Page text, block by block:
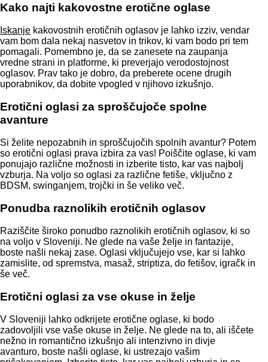
Kako najti kakovostne erotične oglase
Iskanje kakovostnih erotičnih oglasov je lahko izziv, vendar
vam bom dala nekaj nasvetov in trikov, ki vam bodo pri tem
pomagali. Pomembno je, da se zanesete na zaupanja
vredne strani in platforme, ki preverjajo verodostojnost
oglasov. Prav tako je dobro, da preberete ocene drugih
uporabnikov, da dobite vpogled v njihovo izkušnjo.
Erotični oglasi za sproščujoče spolne
avanture
Si želite nepozabnih in sproščujočih spolnih avantur? Potem
so erotični oglasi prava izbira za vas! Poiščite oglase, ki vam
ponujajo različne možnosti in izberite tisto, kar vas najbolj
vzburja. Na voljo so oglasi za različne fetiše, vključno z
BDSM, swinganjem, trojčki in še veliko več.
Ponudba raznolikih erotičnih oglasov
Raziščite široko ponudbo raznolikih erotičnih oglasov, ki so
na voljo v Sloveniji. Ne glede na vaše želje in fantazije,
boste našli nekaj zase. Oglasi vključujejo vse, kar si lahko
zamislite, od spremstva, masaž, striptiza, do fetišov, igračk in
še več.
Erotični oglasi za vse okuse in želje
V Sloveniji lahko odkrijete erotične oglase, ki bodo
zadovoljili vse vaše okuse in želje. Ne glede na to, ali iščete
nežno in romantično izkušnjo ali intenzivno in divje
avanturo, boste našli oglase, ki ustrezajo vašim